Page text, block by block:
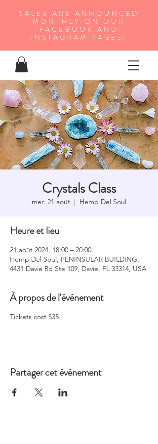
SALES ARE ANNOUNCED
MONTHLY ON OUR
FA CEBOOK AND
INSTAGRAM PAGES!
Crystals Class
mer. 21 août
  |
Hemp Del Soul
Heure et lieu
21 août 2024, 18:00 – 20:00
Hemp Del Soul, PENINSULAR BUILDING,
4431 Davie Rd Ste 109, Davie, FL 33314, USA
À propos de l'événement
Tickets cost $35.
Partager cet événement